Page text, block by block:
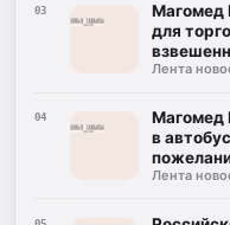
03
Магомед
для
Лента
04
Магомед
в
Лента